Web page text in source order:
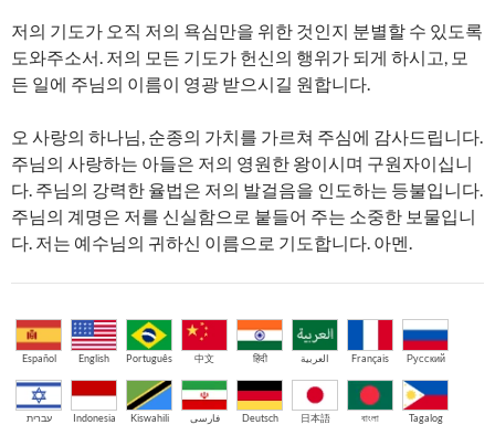
저의 기도가 오직 저의 욕심만을 위한 것인지 분별할 수 있도록
도와주소서. 저의 모든 기도가 헌신의 행위가 되게 하시고, 모
든 일에 주님의 이름이 영광 받으시길 원합니다.
오 사랑의 하나님, 순종의 가치를 가르쳐 주심에 감사드립니다.
주님의 사랑하는 아들은 저의 영원한 왕이시며 구원자이십니
다. 주님의 강력한 율법은 저의 발걸음을 인도하는 등불입니다.
주님의 계명은 저를 신실함으로 붙들어 주는 소중한 보물입니
다. 저는 예수님의 귀하신 이름으로 기도합니다. 아멘.
Español English Português 中文 हिंदी العربية Français Русский
עברית Indonesia Kiswahili فارسی Deutsch 日本語 বাংলা Tagalog